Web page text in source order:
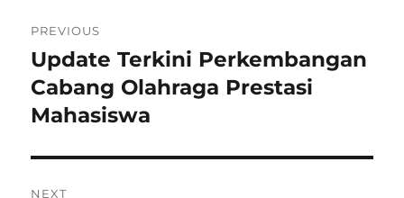
pos
PREVIOUS
Previous
post:
Update Terkini Perkembangan
Cabang Olahraga Prestasi
Mahasiswa
NEXT